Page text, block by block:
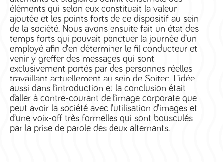
éléments qui selon eux constituait la valeur
ajoutée et les points forts de ce dispositif au sein
de la société. Nous avons ensuite fait un état des
temps forts qui pouvait ponctuer la journée d’un
employé afin d’en déterminer le fil conducteur et
venir y greffer des messages qui sont
exclusivement portés par des personnes réelles
travaillant actuellement au sein de Soitec. L’idée
aussi dans l’introduction et la conclusion était
d’aller à contre-courant de l’image corporate que
peut avoir la société avec l’utilisation d’images et
d’une voix-off très formelles qui sont bousculés
par la prise de parole des deux alternants.